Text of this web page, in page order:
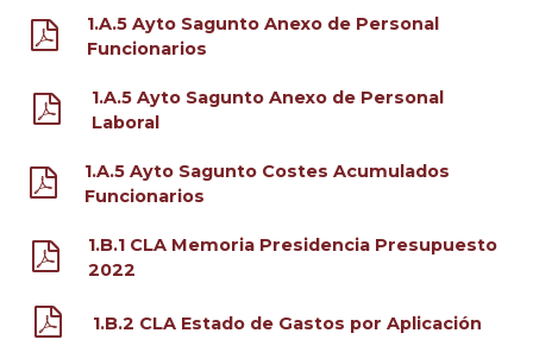
1.A.5 Ayto Sagunto Anexo de Personal
Funcionarios
1.A.5 Ayto Sagunto Anexo de Personal
Laboral
1.A.5 Ayto Sagunto Costes Acumulados
Funcionarios
1.B.1 CLA Memoria Presidencia Presupuesto
2022
1.B.2 CLA Estado de Gastos por Aplicación